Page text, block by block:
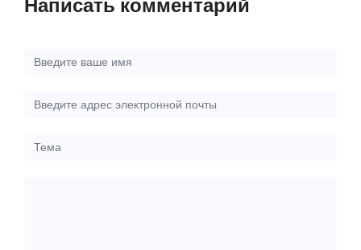
Написать комментарий